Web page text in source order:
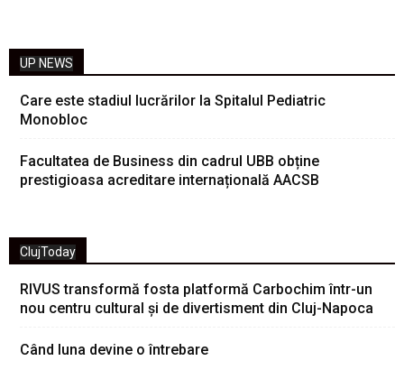
UP NEWS
Care este stadiul lucrărilor la Spitalul Pediatric
Monobloc
Facultatea de Business din cadrul UBB obține
prestigioasa acreditare internațională AACSB
ClujToday
RIVUS transformă fosta platformă Carbochim într-un
nou centru cultural și de divertisment din Cluj-Napoca
Când luna devine o întrebare